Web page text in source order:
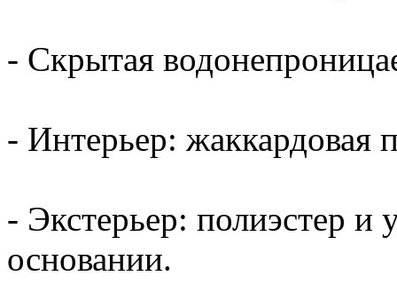
- Скрытая
- Интерьер: жаккардовая
- Экстерьер: полиэстер и
основании.